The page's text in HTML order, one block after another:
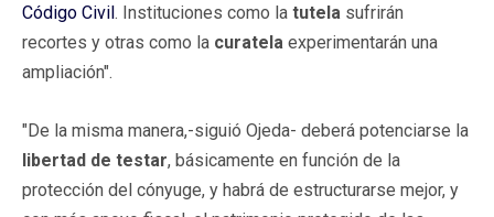
Código Civil. Instituciones como la tutela sufrirán
recortes y otras como la curatela experimentarán una
ampliación".
"De la misma manera,-siguió Ojeda- deberá potenciarse la
libertad de testar, básicamente en función de la
protección del cónyuge, y habrá de estructurarse mejor, y